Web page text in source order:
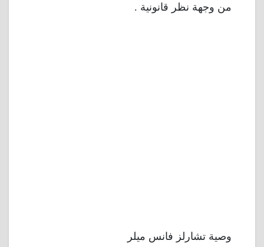
من وجهة نظر قانونية .
وصية تشارلز فانس ميلر